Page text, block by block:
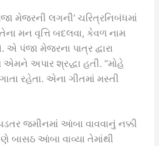
મેજરની લગની’ ચરિત્રનિબંધમાં
મન વૃત્તિ બદલવા, કેવળ નામ
પંજા મેજરના પાત્ર દ્વારા
અપાર શ્રદ્ધા હતી. “મોહે
રહેતા. એના ગીતમાં મસ્તી
જમીનમાં આંબા વાવવાનું નક્કી
બાસઠ આંબા વાવ્યા તેમાંથી